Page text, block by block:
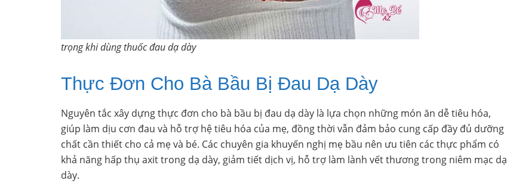
trọng khi dùng thuốc đau dạ dày
Thực Đơn Cho Bà Bầu Bị Đau Dạ Dày
Nguyên tắc xây dựng thực đơn cho bà bầu bị đau dạ dày là lựa chọn những món ăn dễ tiêu hóa,
giúp làm dịu cơn đau và hỗ trợ hệ tiêu hóa của mẹ, đồng thời vẫn đảm bảo cung cấp đầy đủ dưỡng
chất cần thiết cho cả mẹ và bé. Các chuyên gia khuyến nghị mẹ bầu nên ưu tiên các thực phẩm có
khả năng hấp thụ axit trong dạ dày, giảm tiết dịch vị, hỗ trợ làm lành vết thương trong niêm mạc dạ
dày.